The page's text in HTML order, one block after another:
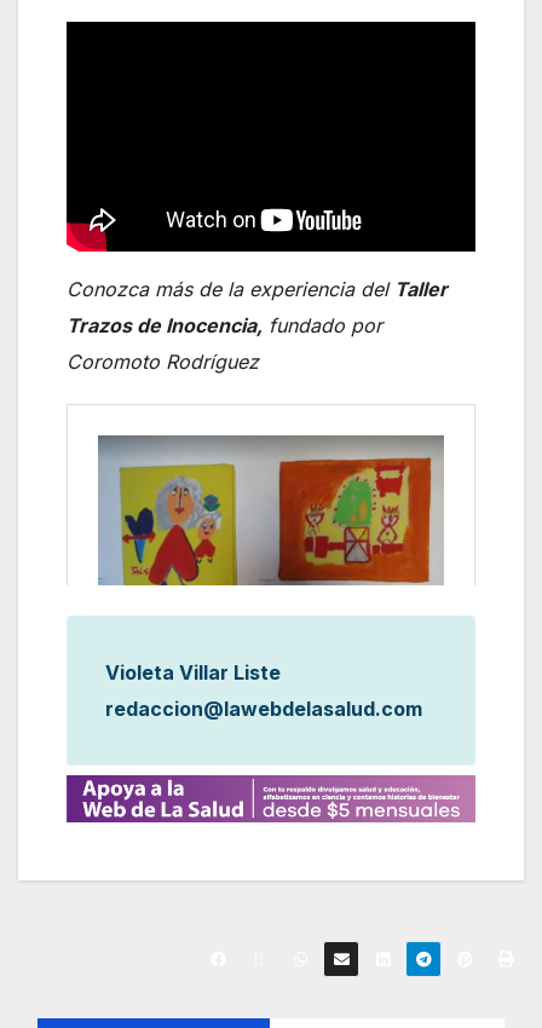
Conozca más de la experiencia del Taller
Trazos de Inocencia, fundado por
Coromoto Rodríguez
Violeta Villar Liste
redaccion@lawebdelasalud.com
N